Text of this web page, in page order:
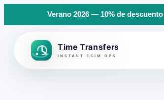
Verano 2026 — 10% de descuento
Back to top